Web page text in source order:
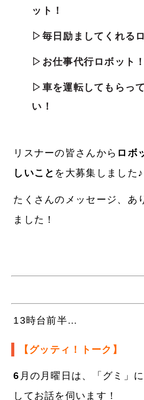
ット！
▷毎日励ましてくれる
▷お仕事代行ロボット！
▷車を運転してもらっ
い！
リスナーの皆さんから ロボ
しいこと を大募集しました♪
たくさんのメッセージ、あ
ました！
13時台前半…
【グッティ！トーク】
6 月の月曜日は、「グミ」
してお話を伺います！